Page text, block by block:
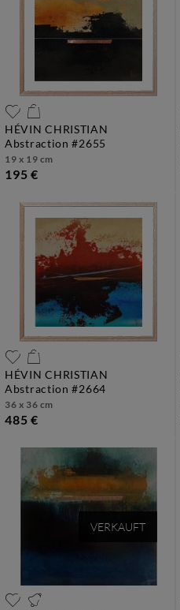
HÉVIN CHRISTIAN
abstraction #2655
19 x 19 cm
195 €
HÉVIN CHRISTIAN
abstraction #2664
36 x 36 cm
485 €
VERKAUFT